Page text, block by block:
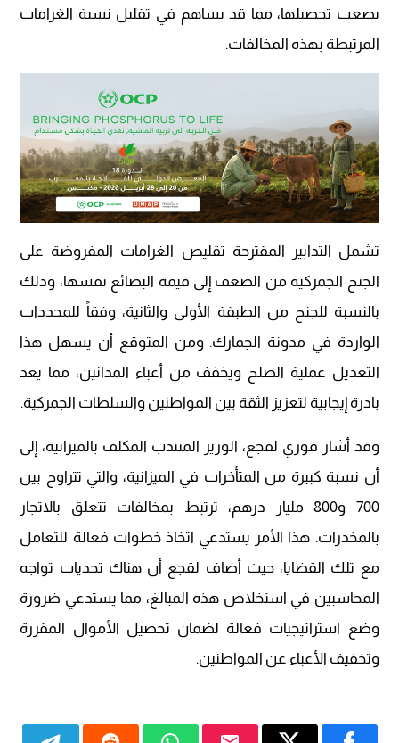
يصعب تحصيلها، مما قد يساهم في تقليل نسبة الغرامات
المرتبطة بهذه المخالفات.
تشمل التدابير المقترحة تقليص الغرامات المفروضة على
الجنح الجمركية من الضعف إلى قيمة البضائع نفسها، وذلك
بالنسبة للجنح من الطبقة الأولى والثانية، وفقاً للمحددات
الواردة في مدونة الجمارك. ومن المتوقع أن يسهل هذا
التعديل عملية الصلح ويخفف من أعباء المدانين، مما يعد
بادرة إيجابية لتعزيز الثقة بين المواطنين والسلطات الجمركية.
وقد أشار فوزي لقجع، الوزير المنتدب المكلف بالميزانية، إلى
أن نسبة كبيرة من المتأخرات في الميزانية، والتي تتراوح بين
700 و800 مليار درهم، ترتبط بمخالفات تتعلق بالاتجار
بالمخدرات. هذا الأمر يستدعي اتخاذ خطوات فعالة للتعامل
مع تلك القضايا، حيث أضاف لقجع أن هناك تحديات تواجه
المحاسبين في استخلاص هذه المبالغ، مما يستدعي ضرورة
وضع استراتيجيات فعالة لضمان تحصيل الأموال المقررة
وتخفيف الأعباء عن المواطنين.